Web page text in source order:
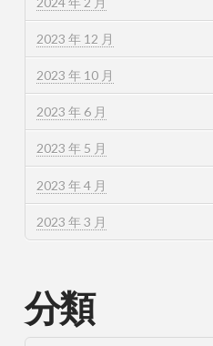
2023 年 12 月
2023 年 10 月
2023 年 6 月
2023 年 5 月
2023 年 4 月
2023 年 3 月
分類